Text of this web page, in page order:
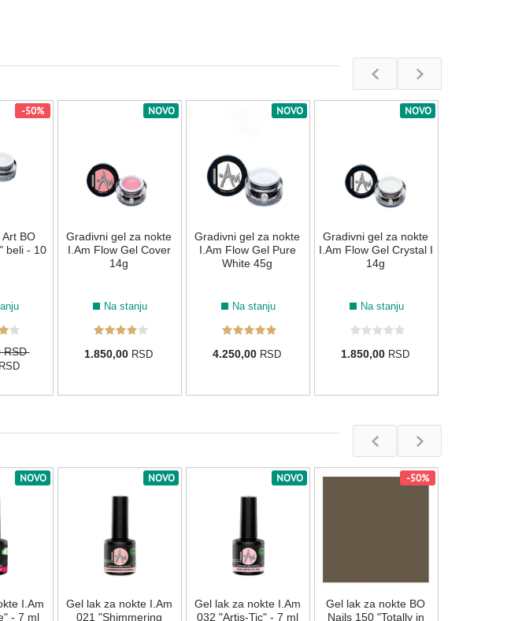
002 042 007 032
087 088 089 090 119 135
137 184 075
-50%
BO
beli - 10
RSD
RSD
NOVO
Gradivni gel za nokte
I.Am Flow Gel Cover
14g
Na stanju
1.850,00 RSD
NOVO
Gradivni gel za nokte
I.Am Flow Gel Pure
White 45g
Na stanju
4.250,00 RSD
NOVO
Gradivni gel za nokte
I.Am Flow Gel Crystal I
14g
Na stanju
1.850,00 RSD
NOVO
I.Am
- 7 ml
NOVO
Gel lak za nokte I.Am
021 "Shimmering
NOVO
Gel lak za nokte I.Am
032 "Artis-Tic" - 7 ml
-50%
Gel lak za nokte BO
Nails 150 "Totally in